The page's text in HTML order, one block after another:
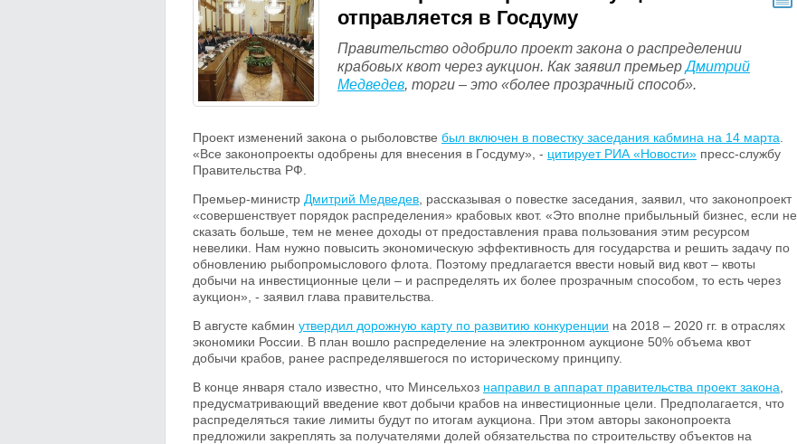
отправляется в Госдуму
Правительство одобрило проект закона о распределении
крабовых квот через аукцион. Как заявил премьерДмитрий
Медведев, торги – это «более прозрачный способ».
Проект изменений закона о рыболовстве был включен в повестку заседания кабмина на 14 марта
«Все законопроекты одобрены для внесения в Госдуму», - цитирует РИА «Новости» пресс-службу
Правительства РФ.
Премьер-министр Дмитрий Медведев , рассказывая о повестке заседания, заявил, что законопроект
«совершенствует порядок распределения» крабовых квот. «Это вполне прибыльный бизнес, если не
сказать больше, тем не менее доходы от предоставления права пользования этим ресурсом
невелики. Нам нужно повысить экономическую эффективность для государства и решить задачу по
обновлению рыбопромыслового флота. Поэтому предлагается ввести новый вид квот – квоты
добычи на инвестиционные цели – и распределять их более прозрачным способом, то есть через
аукцион», - заявил глава правительства.
В августе кабмин утвердил дорожную карту по развитию конкуренции на 2018 – 2020 гг. в отраслях
экономики России. В план вошло распределение на электронном аукционе 50% объема квот
добычи крабов, ранее распределявшегося по историческому принципу.
В конце января стало известно, что Минсельхоз направил в аппарат правительства проект закона
предусматривающий введение квот добычи крабов на инвестиционные цели. Предполагается, что
распределяться такие лимиты будут по итогам аукциона. При этом авторы законопроекта
предложили закреплять за получателями долей обязательства по строительству объектов на